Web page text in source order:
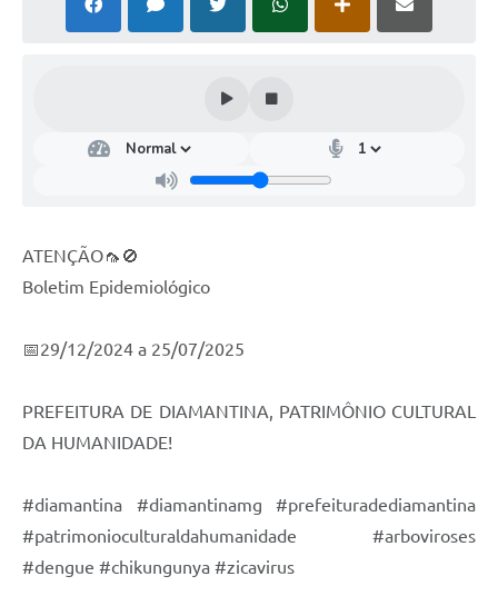
ATENÇÃO🦟🚫
Boletim Epidemiológico
📅29/12/2024 a 25/07/2025
PREFEITURA DE DIAMANTINA, PATRIMÔNIO CULTURAL
DA HUMANIDADE!
#diamantina #diamantinamg #prefeituradediamantina
#patrimonioculturaldahumanidade #arboviroses
#dengue #chikungunya #zicavirus